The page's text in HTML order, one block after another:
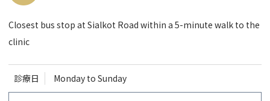
Closest bus stop at Sialkot Road within a 5-minute walk to the
clinic
診療日 Monday to Sunday